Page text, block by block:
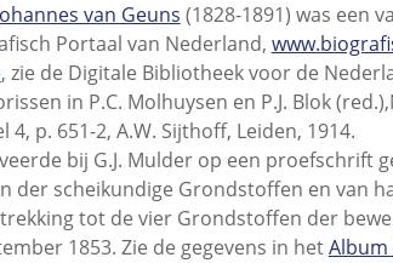
van Geuns (1828-1891) was een
Portaal van Nederland,
, zie de Digitale Bibliotheek voor de
in P.C. Molhuysen en P.J. Blok (red.),
p. 651-2, A.W. Sijthoff, Leiden, 1914.
bij G.J. Mulder op een proefschrift
der scheikundige Grondstoffen en van
tot de vier Grondstoffen der
1853. Zie de gegevens in het